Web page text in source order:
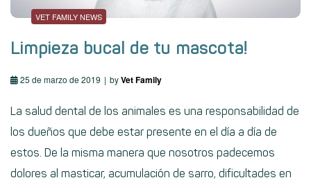
VET FAMILY NEWS
Limpieza bucal de tu mascota!
25 de marzo de 2019 byVet Family
La salud dental de los animales es una responsabilidad de
los dueños que debe estar presente en el día a día de
estos. De la misma manera que nosotros padecemos
dolores al masticar, acumulación de sarro, dificultades en